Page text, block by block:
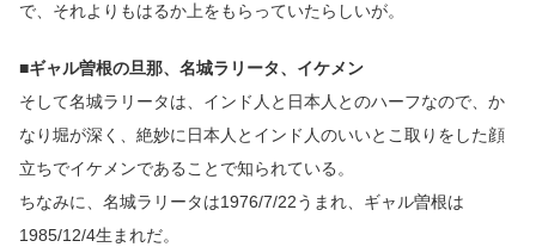
で、それよりもはるか上をもらっていたらしいが。
■ギャル曽根の旦那、名城ラリータ、イケメン
そして名城ラリータは、インド人と日本人とのハーフなので、か
なり堀が深く、絶妙に日本人とインド人のいいとこ取りをした顔
立ちでイケメンであることで知られている。
ちなみに、名城ラリータは1976/7/22うまれ、ギャル曽根は
1985/12/4生まれだ。